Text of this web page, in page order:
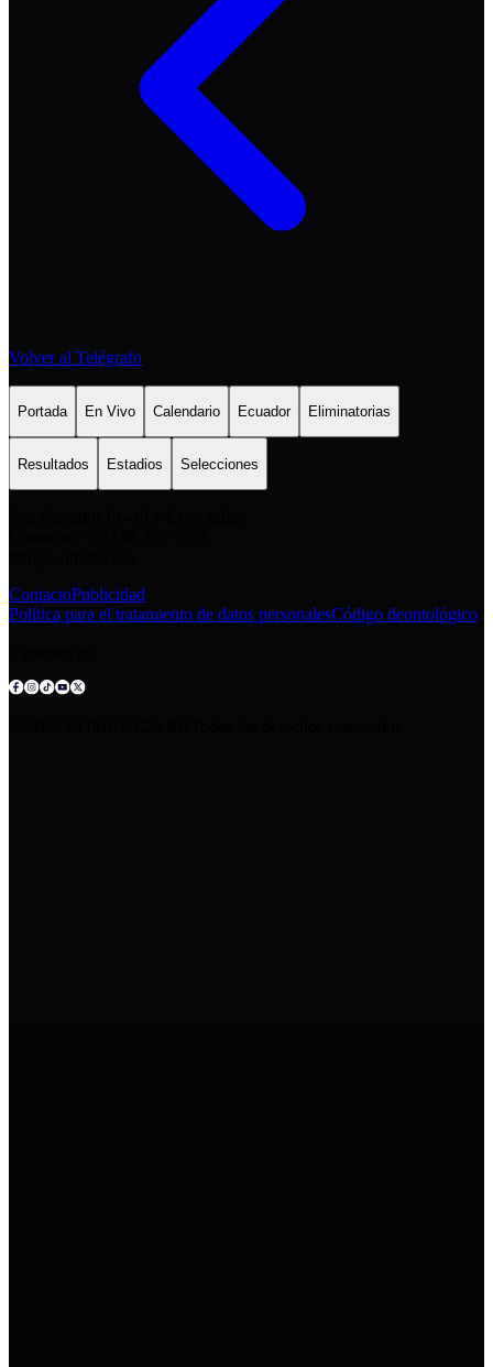
Volver al Telégrafo
Portada En Vivo Calendario Ecuador Eliminatorias
Resultados Estadios Selecciones
ContactoPublicidad
Política para el tratamiento de datos personalesCódigo deontológico